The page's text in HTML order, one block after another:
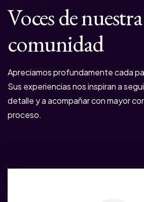
Voces de nuestra
comunidad
Apreciamos profundamente cada
Sus experiencias nos inspiran a
detalle y a acompañar con mayor
proceso.